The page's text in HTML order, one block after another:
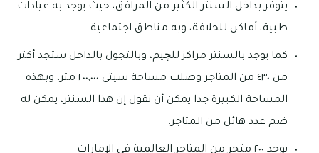
يتوفر بداخل السنتر الكثير من المرافق، حيث يوجد به عيادات
طبية، أماكن للحلاقة، وبه مناطق اجتماعية.
كما يوجد بالسنتر مراكز للچيم، وبالتجول بالداخل ستجد أكثر
من ٤٣٠ من المتاجر وصلت مساحة سيتي ٢٠٠,٠٠٠ متر، وبهذه
المساحة الكبيرة جدا يمكن أن نقول إن هذا السنتر، يمكن له
ضم عدد هائل من المتاجر.
يوجد ٢٠٠ متجر من المتاجر العالمية في الإمارات